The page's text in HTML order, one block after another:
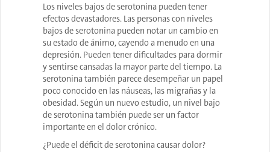
Los niveles bajos de serotonina pueden tener
efectos devastadores. Las personas con niveles
bajos de serotonina pueden notar un cambio en
su estado de ánimo, cayendo a menudo en una
depresión. Pueden tener dificultades para dormir
y sentirse cansadas la mayor parte del tiempo. La
serotonina también parece desempeñar un papel
poco conocido en las náuseas, las migrañas y la
obesidad. Según un nuevo estudio, un nivel bajo
de serotonina también puede ser un factor
importante en el dolor crónico.
¿Puede el déficit de serotonina causar dolor?